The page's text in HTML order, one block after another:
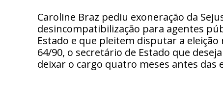
Caroline Braz pediu exoneração da
desincompatibilização para agentes
Estado e que pleitem disputar a
64/90, o secretário de Estado que
deixar o cargo quatro meses antes das